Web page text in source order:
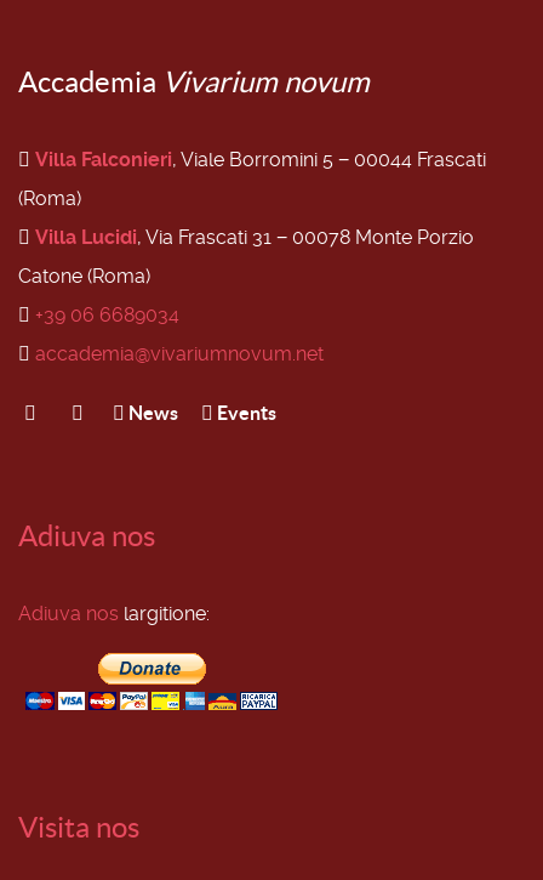
Accademia Vivarium novum
Villa Falconieri, Viale Borromini 5 − 00044 Frascati
(Roma)
Villa Lucidi, Via Frascati 31 − 00078 Monte Porzio
Catone (Roma)
+39 06 6689034
accademia@vivariumnovum.net
News Events
Adiuva nos
Adiuva nos largitione:
Visita nos